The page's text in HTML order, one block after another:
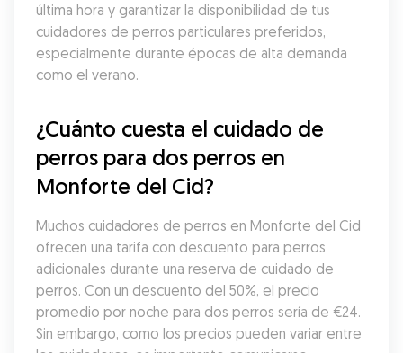
última hora y garantizar la disponibilidad de tus
cuidadores de perros particulares preferidos,
especialmente durante épocas de alta demanda
como el verano.
¿Cuánto cuesta el cuidado de
perros para dos perros en
Monforte del Cid?
Muchos cuidadores de perros en Monforte del Cid
ofrecen una tarifa con descuento para perros
adicionales durante una reserva de cuidado de
perros. Con un descuento del 50%, el precio
promedio por noche para dos perros sería de €24.
Sin embargo, como los precios pueden variar entre